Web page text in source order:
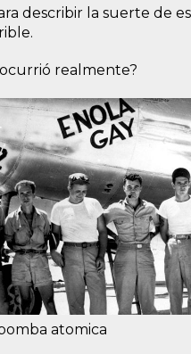
describir la suerte de
realmente?
atomica